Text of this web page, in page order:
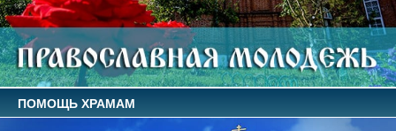
ПОМОЩЬ ХРАМАМ